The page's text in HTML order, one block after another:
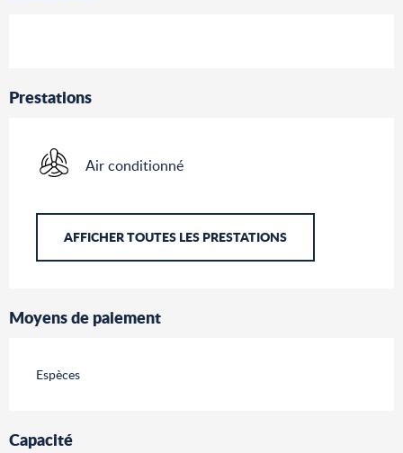
Prestations
Air conditionné
AFFICHER TOUTES LES PRESTATIONS
Moyens de paiement
Espèces
Capacité